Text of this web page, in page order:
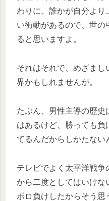
わりに、誰かが自分より
い衝動があるので、世の
ると思いますよ。
それはそれで、めざま
界かもしれませんが。
たぶん、男性主導の歴
はあるけど、勝っても負
てるんだからしかたない
テレビでよく太平洋戦
から二度としてはいけな
ボロ負けしたからそう思